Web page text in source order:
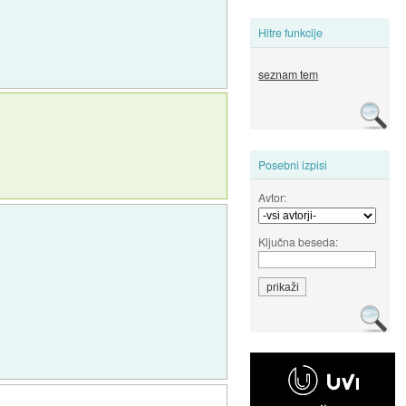
Hitre funkcije
seznam tem
Posebni izpisi
Avtor:
Ključna beseda: